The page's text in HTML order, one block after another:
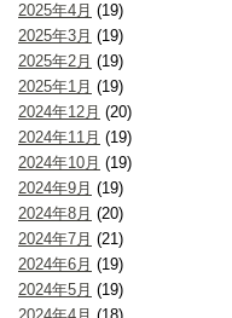
2025年4月 (19)
2025年3月 (19)
2025年2月 (19)
2025年1月 (19)
2024年12月 (20)
2024年11月 (19)
2024年10月 (19)
2024年9月 (19)
2024年8月 (20)
2024年7月 (21)
2024年6月 (19)
2024年5月 (19)